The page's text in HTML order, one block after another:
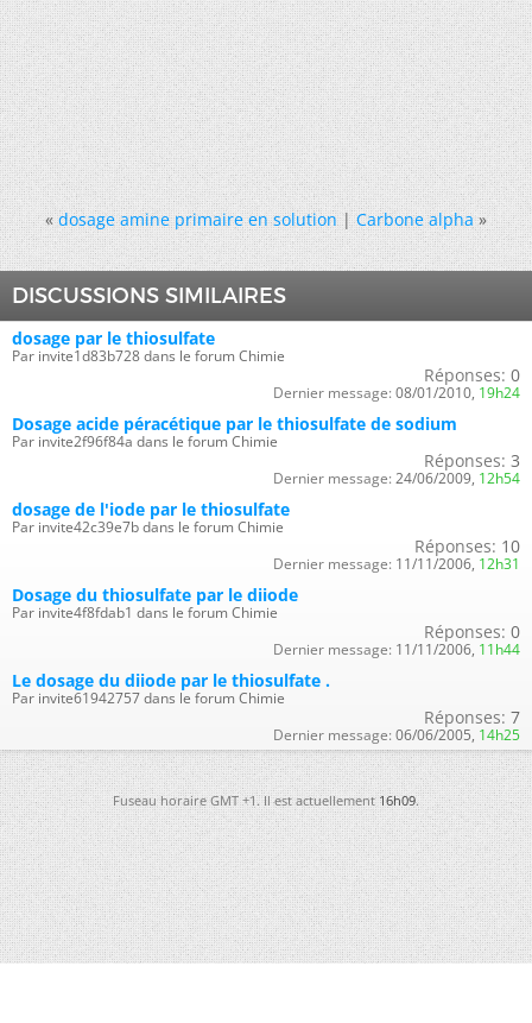
« dosage amine primaire en solution|Carbone alpha »
DISCUSSIONS SIMILAIRES
dosage par le thiosulfate
Par invite1d83b728 dans le forum Chimie
Réponses: 0
Dernier message: 08/01/2010, 19h24
Dosage acide péracétique par le thiosulfate de sodium
Par invite2f96f84a dans le forum Chimie
Réponses: 3
Dernier message: 24/06/2009, 12h54
dosage de l'iode par le thiosulfate
Par invite42c39e7b dans le forum Chimie
Réponses: 10
Dernier message: 11/11/2006, 12h31
Dosage du thiosulfate par le diiode
Par invite4f8fdab1 dans le forum Chimie
Réponses: 0
Dernier message: 11/11/2006, 11h44
Le dosage du diiode par le thiosulfate .
Par invite61942757 dans le forum Chimie
Réponses: 7
Dernier message: 06/06/2005, 14h25
Fuseau horaire GMT +1. Il est actuellement 16h09.